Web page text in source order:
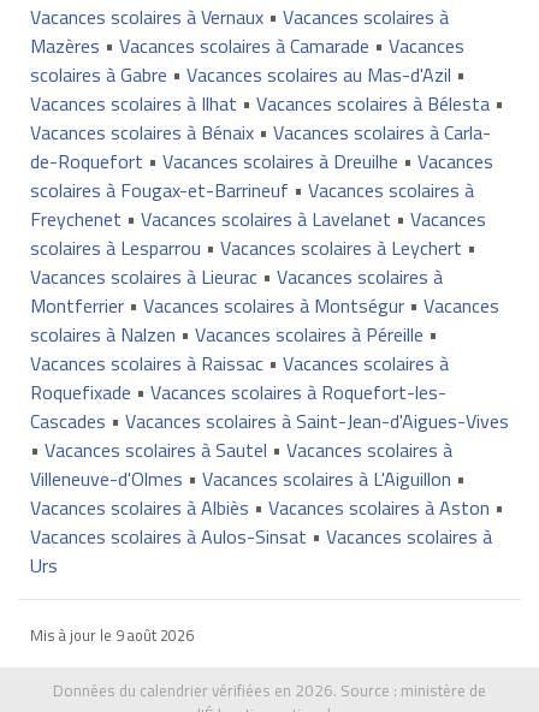
Vacances scolaires à Vernaux• Vacances scolaires à
Mazères • Vacances scolaires à Camarade • Vacances
scolaires à Gabre • Vacances scolaires au Mas-d'Azil •
Vacances scolaires à Ilhat • Vacances scolaires à Bélesta•
Vacances scolaires à Bénaix• Vacances scolaires à Carla-
de-Roquefort • Vacances scolaires à Dreuilhe • Vacances
scolaires à Fougax-et-Barrineuf • Vacances scolaires à
Freychenet • Vacances scolaires à Lavelanet • Vacances
scolaires à Lesparrou • Vacances scolaires à Leychert •
Vacances scolaires à Lieurac• Vacances scolaires à
Montferrier• Vacances scolaires à Montségur• Vacances
scolaires à Nalzen • Vacances scolaires à Péreille •
Vacances scolaires à Raissac• Vacances scolaires à
Roquefixade • Vacances scolaires à Roquefort-les-
Cascades • Vacances scolaires à Saint-Jean-d'Aigues-Vives
• Vacances scolaires à Sautel • Vacances scolaires à
Villeneuve-d'Olmes • Vacances scolaires à L'Aiguillon •
Vacances scolaires à Albiès • Vacances scolaires à Aston •
Vacances scolaires à Aulos-Sinsat • Vacances scolaires à
Urs
Mis à jour le 9 août 2026
Données du calendrier vérifiées en 2026. Source : ministère de